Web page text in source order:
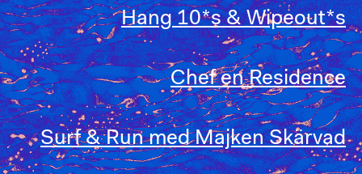
Hang 10*s & Wipeout*s
Chef en Residence
Surf & Run med Majken Skärvad